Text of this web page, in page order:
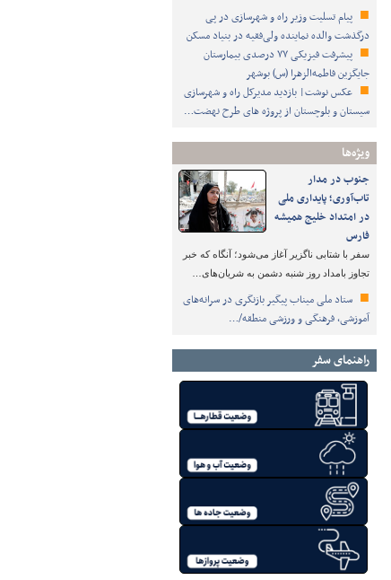
پیام تسلیت وزیر راه و شهرسازی در پی
درگذشت والده نماینده ولی‌فقیه در بنیاد مسکن
پیشرفت فیزیکی ۷۷ درصدی بیمارستان
جایگزین فاطمه‌الزهرا (س) بوشهر
عکس نوشت| بازدید مدیرکل راه و شهرسازی
سیستان و بلوچستان از پروژه های طرح نهضت…
ویژه‌ها
جنوب در مدار
تاب‌آوری؛ پایداری ملی
در امتداد خلیج همیشه
فارس
سفر با شتابی ناگزیر آغاز می‌شود؛ آنگاه که خبر
تجاوز بامداد روز شنبه دشمن به شریان‌های…
ستاد ملی میناب پیگیر بازنگری در سرانه‌های
آموزشی، فرهنگی و ورزشی منطقه/…
راهنمای سفر